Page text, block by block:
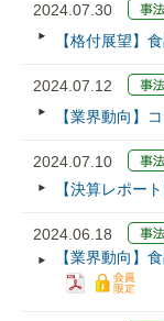
2024.07.30
【格付展望】
2024.07.12
【業界動向】
2024.07.10
【決算レポー
2024.06.18
【業界動向】